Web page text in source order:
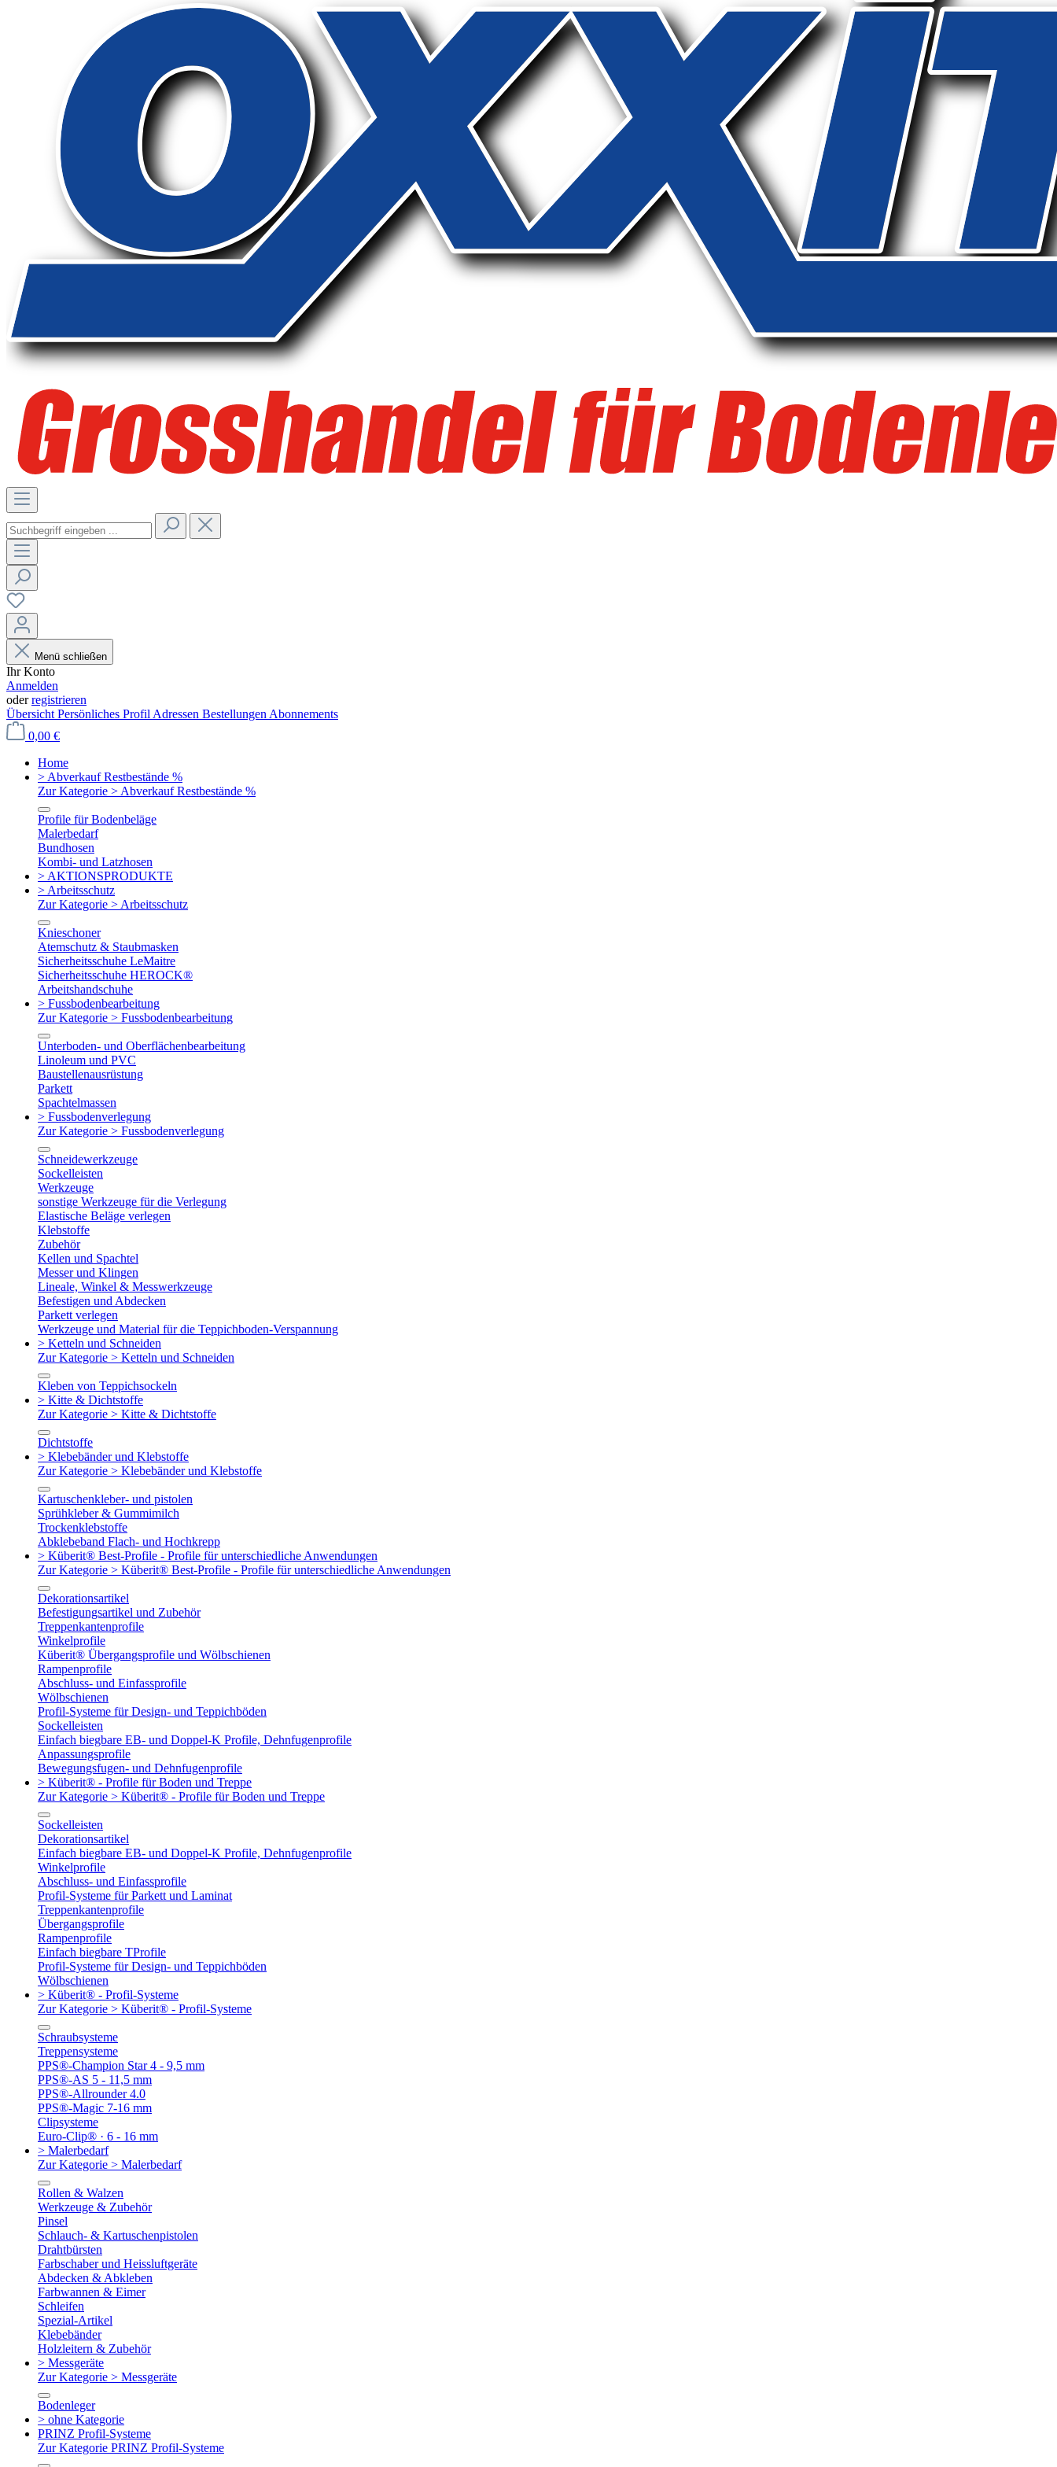
Menü schließen
Ihr Konto
Anmelden
oderregistrieren
Übersicht Persönliches Profil Adressen Bestellungen Abonnements
0,00 €
Home
> Abverkauf Restbestände %
Zur Kategorie > Abverkauf Restbestände %
Profile für Bodenbeläge
Malerbedarf
Bundhosen
Kombi- und Latzhosen
> AKTIONSPRODUKTE
> Arbeitsschutz
Zur Kategorie > Arbeitsschutz
Knieschoner
Atemschutz & Staubmasken
Sicherheitsschuhe LeMaitre
Sicherheitsschuhe HEROCK®
Arbeitshandschuhe
> Fussbodenbearbeitung
Zur Kategorie > Fussbodenbearbeitung
Unterboden- und Oberflächenbearbeitung
Linoleum und PVC
Baustellenausrüstung
Parkett
Spachtelmassen
> Fussbodenverlegung
Zur Kategorie > Fussbodenverlegung
Schneidewerkzeuge
Sockelleisten
Werkzeuge
sonstige Werkzeuge für die Verlegung
Elastische Beläge verlegen
Klebstoffe
Zubehör
Kellen und Spachtel
Messer und Klingen
Lineale, Winkel & Messwerkzeuge
Befestigen und Abdecken
Parkett verlegen
Werkzeuge und Material für die Teppichboden-Verspannung
> Ketteln und Schneiden
Zur Kategorie > Ketteln und Schneiden
Kleben von Teppichsockeln
> Kitte & Dichtstoffe
Zur Kategorie > Kitte & Dichtstoffe
Dichtstoffe
> Klebebänder und Klebstoffe
Zur Kategorie > Klebebänder und Klebstoffe
Kartuschenkleber- und pistolen
Sprühkleber & Gummimilch
Trockenklebstoffe
Abklebeband Flach- und Hochkrepp
> Küberit® Best-Profile - Profile für unterschiedliche Anwendungen
Zur Kategorie > Küberit® Best-Profile - Profile für unterschiedliche Anwendungen
Dekorationsartikel
Befestigungsartikel und Zubehör
Treppenkantenprofile
Winkelprofile
Küberit® Übergangsprofile und Wölbschienen
Rampenprofile
Abschluss- und Einfassprofile
Wölbschienen
Profil-Systeme für Design- und Teppichböden
Sockelleisten
Einfach biegbare EB- und Doppel-K Profile, Dehnfugenprofile
Anpassungsprofile
Bewegungsfugen- und Dehnfugenprofile
> Küberit® - Profile für Boden und Treppe
Zur Kategorie > Küberit® - Profile für Boden und Treppe
Sockelleisten
Dekorationsartikel
Einfach biegbare EB- und Doppel-K Profile, Dehnfugenprofile
Winkelprofile
Abschluss- und Einfassprofile
Profil-Systeme für Parkett und Laminat
Treppenkantenprofile
Übergangsprofile
Rampenprofile
Einfach biegbare TProfile
Profil-Systeme für Design- und Teppichböden
Wölbschienen
> Küberit® - Profil-Systeme
Zur Kategorie > Küberit® - Profil-Systeme
Schraubsysteme
Treppensysteme
PPS®-Champion Star 4 - 9,5 mm
PPS®-AS 5 - 11,5 mm
PPS®-Allrounder 4.0
PPS®-Magic 7-16 mm
Clipsysteme
Euro-Clip® · 6 - 16 mm
> Malerbedarf
Zur Kategorie > Malerbedarf
Rollen & Walzen
Werkzeuge & Zubehör
Pinsel
Schlauch- & Kartuschenpistolen
Drahtbürsten
Farbschaber und Heissluftgeräte
Abdecken & Abkleben
Farbwannen & Eimer
Schleifen
Spezial-Artikel
Klebebänder
Holzleitern & Zubehör
> Messgeräte
Zur Kategorie > Messgeräte
Bodenleger
> ohne Kategorie
PRINZ Profil-Systeme
Zur Kategorie PRINZ Profil-Systeme